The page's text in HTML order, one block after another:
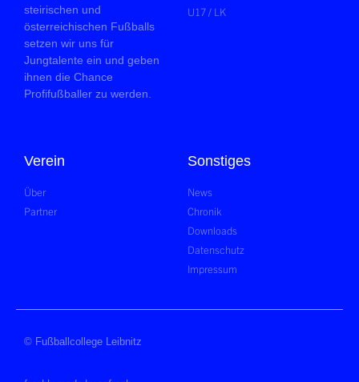
steirischen und
österreichischen Fußballs
setzen wir uns für
Jungtalente ein und geben
ihnen die Chance
Profifußballer zu werden.
U17 / LK
Verein
Über
Partner
Sonstiges
News
Chronik
Downloads
Datenschutz
Impressum
© Fußballcollege Leibnitz